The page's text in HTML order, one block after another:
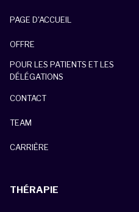
PAGE D'ACCUEIL
OFFRE
POUR LES PATIENTS ET LES
DÉLÉGATIONS
CONTACT
TEAM
CARRIÈRE
THÉRAPIE